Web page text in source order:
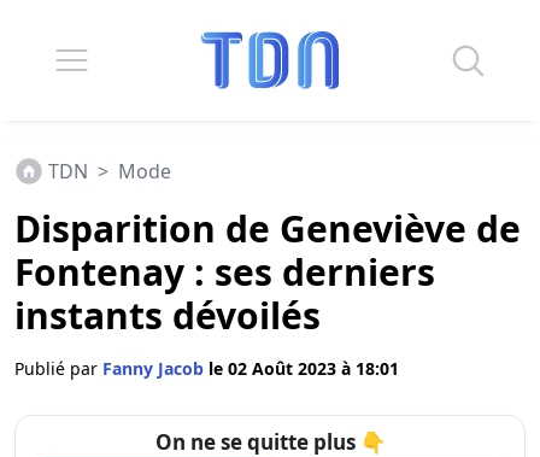
TDN > Mode
Disparition de Geneviève de
Fontenay : ses derniers
instants dévoilés
Publié par Fanny Jacob le 02 Août 2023 à 18:01
On ne se quitte plus 👇